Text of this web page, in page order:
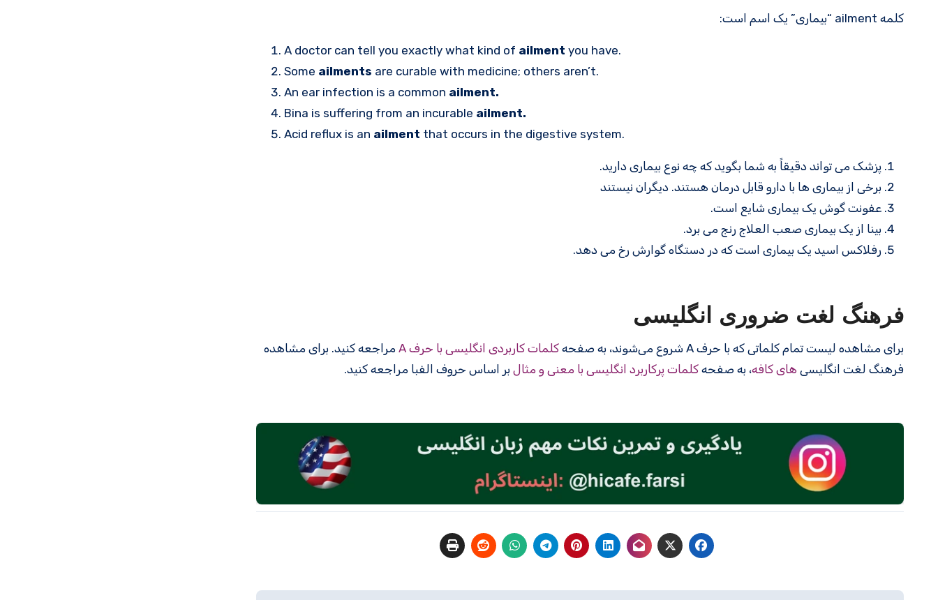
کلمه ailment “بیماری” یک اسم است:
A doctor can tell you exactly what kind of ailment you have.
Some ailments are curable with medicine; others aren’t.
An ear infection is a common ailment.
Bina is suffering from an incurable ailment.
Acid reflux is an ailment that occurs in the digestive system.
پزشک می تواند دقیقاً به شما بگوید که چه نوع بیماری دارید.
برخی از بیماری ها با دارو قابل درمان هستند. دیگران نیستند
عفونت گوش یک بیماری شایع است.
بینا از یک بیماری صعب العلاج رنج می برد.
رفلاکس اسید یک بیماری است که در دستگاه گوارش رخ می دهد.
فرهنگ لغت ضروری انگلیسی
برای مشاهده لیست تمام کلماتی که با حرف A شروع می‌شوند، به صفحه کلمات کاربردی انگلیسی با حرف A
مراجعه کنید. برای مشاهده
فرهنگ لغت انگلیسی های کافه، به صفحه کلمات پرکاربرد انگلیسی با معنی و مثال بر اساس حروف الفبا مراجعه کنید.